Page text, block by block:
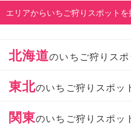
エリアからいちご狩りスポットを
北海道のいちご狩りスポ
東北のいちご狩りスポッ
関東のいちご狩りスポッ